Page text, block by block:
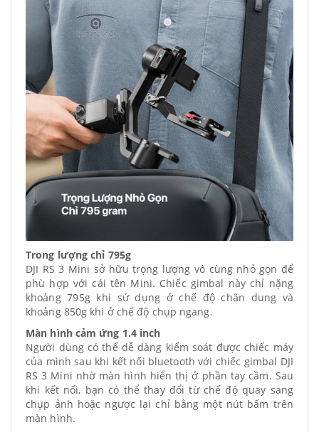
Trong lượng chỉ 795g
DJI RS 3 Mini sở hữu trọng lượng vô cùng nhỏ gọn để
phù hợp với cái tên Mini. Chiếc gimbal này chỉ nặng
khoảng 795g khi sử dụng ở chế độ chân dung và
khoảng 850g khi ở chế độ chụp ngang.
Màn hình cảm ứng 1.4 inch
Người dùng có thể dễ dàng kiểm soát được chiếc máy
của mình sau khi kết nối bluetooth với chiếc gimbal DJI
RS 3 Mini nhờ màn hình hiển thị ở phần tay cầm. Sau
khi kết nối, bạn có thể thay đổi từ chế độ quay sang
chụp ảnh hoặc ngược lại chỉ bằng một nút bấm trên
màn hình.